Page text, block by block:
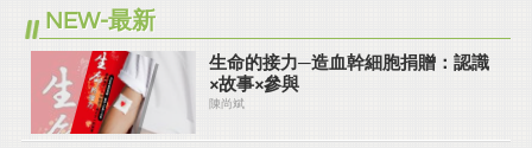
NEW-最新
生命的接力─造血幹細胞捐贈：認識
×故事×參與
陳尚斌